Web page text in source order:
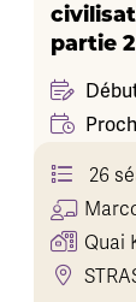
partie
26
Quai